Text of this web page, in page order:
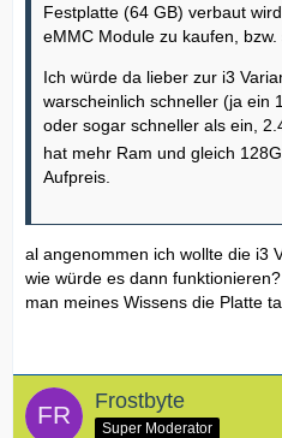
Festplatte (64 GB) verbaut
eMMC Module zu kaufen,
Ich würde da lieber zur i3
warscheinlich schneller (ja ein
oder sogar schneller als ein,
hat mehr Ram und gleich
Aufpreis.
al angenommen ich wollte die i3
wie würde es dann
man meines Wissens die Platte
Frostbyte
Super Moderator